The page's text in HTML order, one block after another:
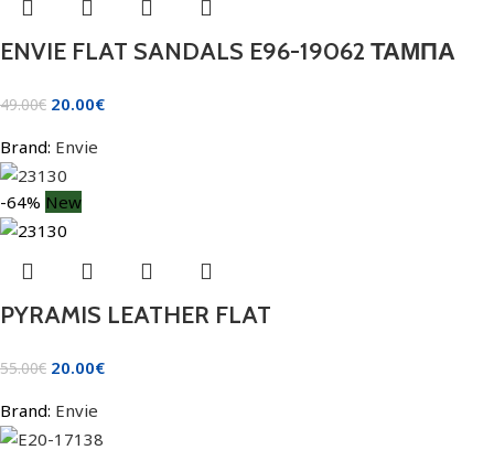
ENVIE FLAT SANDALS E96-19062 ΤΑΜΠΑ
49.00€ 20.00€
Brand: Envie
-64% New
PYRAMIS LEATHER FLAT
55.00€ 20.00€
Brand: Envie